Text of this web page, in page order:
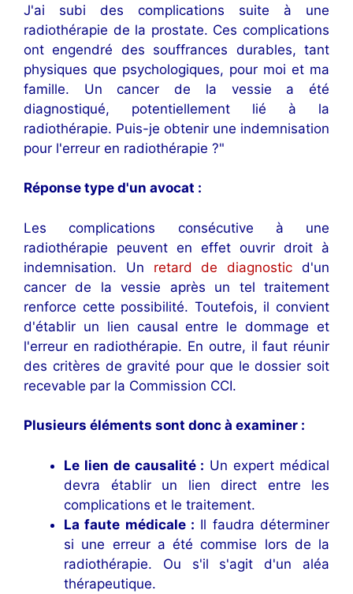
J'ai subi des complications suite à une
radiothérapie de la prostate. Ces complications
ont engendré des souffrances durables, tant
physiques que psychologiques, pour moi et ma
famille. Un cancer de la vessie a été
diagnostiqué, potentiellement lié à la
radiothérapie. Puis-je obtenir une indemnisation
pour l'erreur en radiothérapie ?"
Réponse type d'un avocat :
Les complications consécutive à une
radiothérapie peuvent en effet ouvrir droit à
indemnisation. Un retard de diagnostic d'un
cancer de la vessie après un tel traitement
renforce cette possibilité. Toutefois, il convient
d'établir un lien causal entre le dommage et
l'erreur en radiothérapie. En outre, il faut réunir
des critères de gravité pour que le dossier soit
recevable par la Commission CCI.
Plusieurs éléments sont donc à examiner :
Le lien de causalité : Un expert médical
devra établir un lien direct entre les
complications et le traitement.
La faute médicale : Il faudra déterminer
si une erreur a été commise lors de la
radiothérapie. Ou s'il s'agit d'un aléa
thérapeutique.